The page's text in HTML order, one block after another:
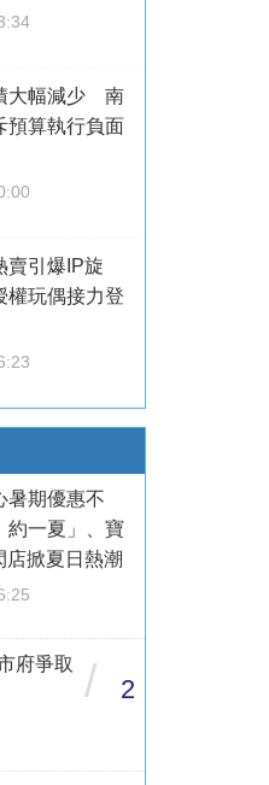
大幅減少 南
預算執行負面
賣引爆IP旋
玩偶接力登
暑期優惠不
一夏」、寶
店掀夏日熱潮
府爭取
/ 2